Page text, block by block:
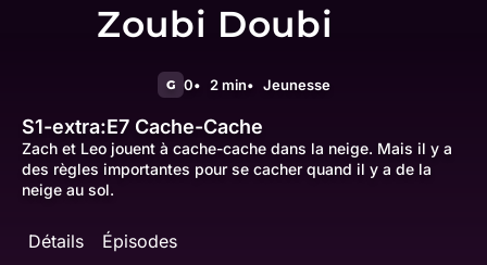
Zoubi Doubi
G 0 2 min Jeunesse
S1-extra:E7 Cache-Cache
Zach et Leo jouent à cache-cache dans la neige. Mais il y a
des règles importantes pour se cacher quand il y a de la
neige au sol.
Détails Épisodes